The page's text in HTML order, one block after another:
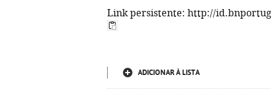
Link persistente: http://
ADICIONAR À LISTA